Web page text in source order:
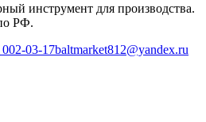
инструмент для производства.
РФ.
03-17baltmarket812@yandex.ru